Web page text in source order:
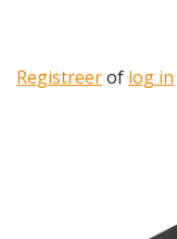
Registreerof log in